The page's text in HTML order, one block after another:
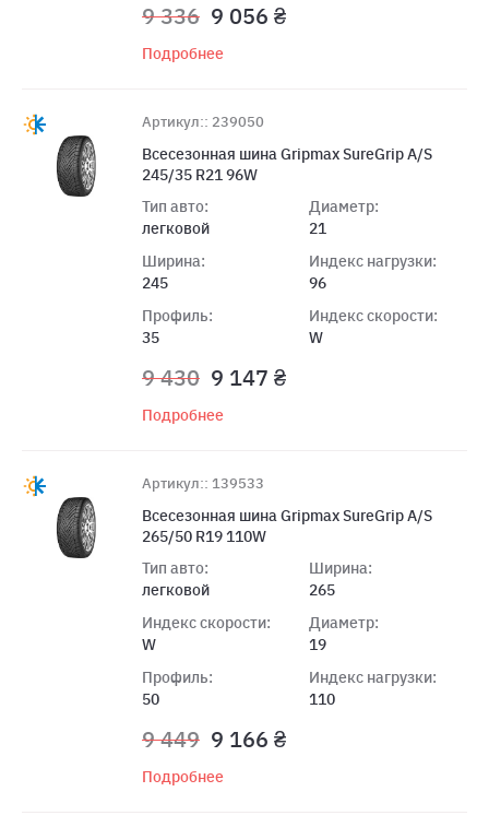
9 336 9 056 ₴
Подробнее
Артикул:: 239050
Всесезонная шина Gripmax SureGrip A/S
245/35 R21 96W
Тип авто:
легковой
Ширина:
245
Профиль:
35
Диаметр:
21
Индекс нагрузки:
96
Индекс скорости:
W
9 430 9 147 ₴
Подробнее
Артикул:: 139533
Всесезонная шина Gripmax SureGrip A/S
265/50 R19 110W
Тип авто:
легковой
Индекс скорости:
W
Профиль:
50
Ширина:
265
Диаметр:
19
Индекс нагрузки:
110
9 449 9 166 ₴
Подробнее